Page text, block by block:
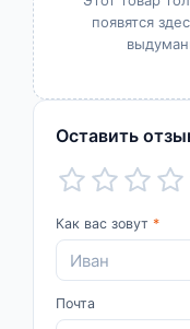
появятся
Оставить
Как вас зовут *
Почта